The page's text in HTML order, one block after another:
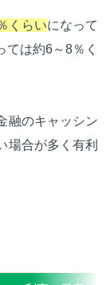
くらいになって
は約6～8％く
融のキャッシン
場合が多く有利